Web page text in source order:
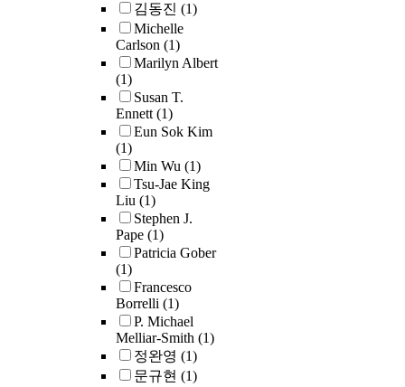
김동진 (1)
Michelle
Carlson (1)
Marilyn Albert
(1)
Susan T.
Ennett(1)
Eun Sok Kim
(1)
Min Wu (1)
Tsu-Jae King
Liu (1)
Stephen J.
Pape (1)
Patricia Gober
(1)
Francesco
Borrelli (1)
P. Michael
Melliar-Smith (1)
정완영 (1)
문규현 (1)